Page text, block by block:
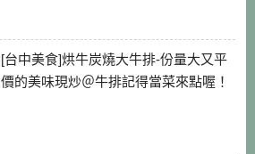
[台中美食]烘牛炭燒大牛排-份量大又平
價的美味現炒＠牛排記得當菜來點喔！